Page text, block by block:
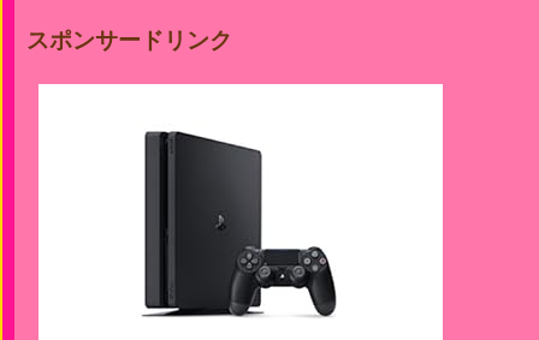
スポンサードリンク